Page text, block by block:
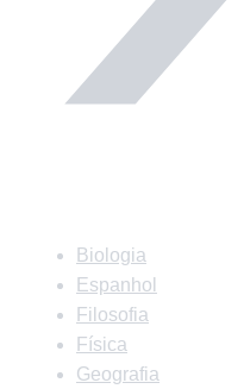
Biologia
Espanhol
Filosofia
Física
Geografia